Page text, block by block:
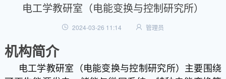
电工学教研室（电能变换与控制研究所）
2024-03-26 11:14 管理员
机构简介
电工学教研室 （电能变换与控制研究所）主要围绕